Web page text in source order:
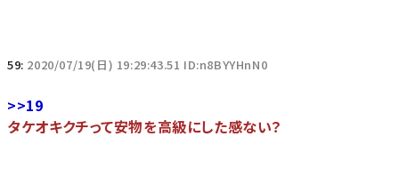
59: 2020/07/19(日) 19:29:43.51 ID:n8BYYHnN0
>>19
タケオキクチって安物を高級にした感ない？